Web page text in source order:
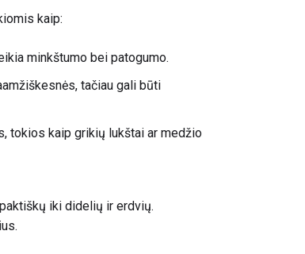
kaip:
minkštumo bei patogumo.
tačiau gali būti
tokios kaip grikių lukštai ar medžio
iki didelių ir erdvių.